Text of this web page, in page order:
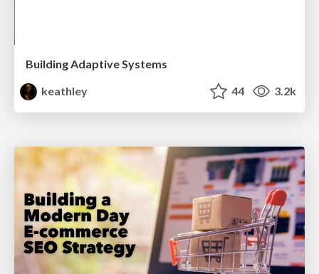
Building Adaptive Systems
keathley
44 3.2k